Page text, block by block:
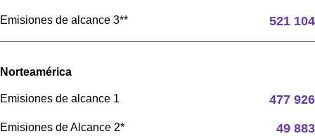
Emisiones de alcance 3** 521 104
Norteamérica
Emisiones de alcance 1 477 926
Emisiones de Alcance 2* 49 883